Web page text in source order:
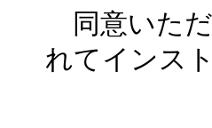
同意いた
れてインス